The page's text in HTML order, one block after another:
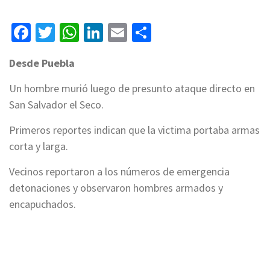
Facebook
Twitter
WhatsApp
LinkedIn
Email
Desde Puebla
Un hombre murió luego de presunto ataque directo en
San Salvador el Seco.
Primeros reportes indican que la victima portaba armas
corta y larga.
Vecinos reportaron a los números de emergencia
detonaciones y observaron hombres armados y
encapuchados.